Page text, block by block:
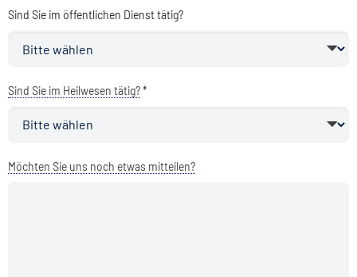
Sind Sie im öffentlichen Dienst tätig?
Sind Sie im Heilwesen tätig?*
Möchten Sie uns noch etwas mitteilen?